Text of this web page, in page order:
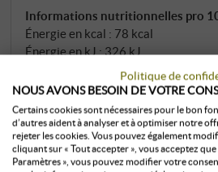
Informations nutritionnelles pro
Énergie en kcal : 78 kcal
Énergie en kJ : 326 kJ
Dont sucres : 0,20 g
EN SAVOIR
Politique de
NOUS AVONS BESOIN DE VOTRE
Certains cookies sont nécessaires pour le bon
d’autres aident à analyser et à optimiser notre
rejeter les cookies. Vous pouvez également
cliquant sur « Tout accepter », vous acceptez
Paramètres », vous pouvez modifier votre